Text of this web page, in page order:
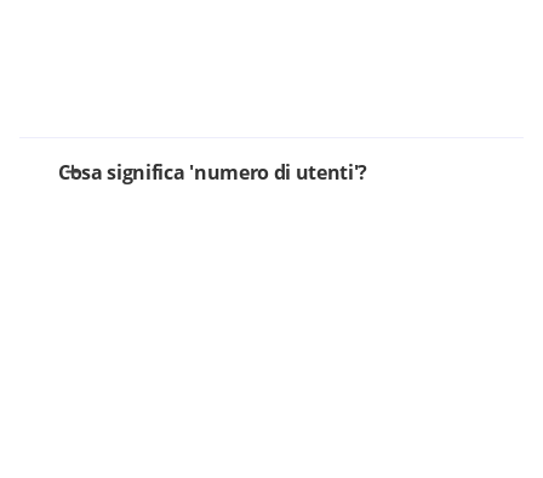
Cosa significa 'numero di utenti'?